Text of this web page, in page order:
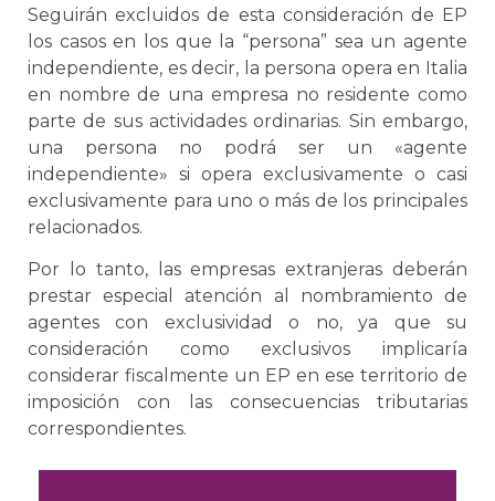
Seguirán excluidos de esta consideración de EP
los casos en los que la “persona” sea un agente
independiente, es decir, la persona opera en Italia
en nombre de una empresa no residente como
parte de sus actividades ordinarias. Sin embargo,
una persona no podrá ser un «agente
independiente» si opera exclusivamente o casi
exclusivamente para uno o más de los principales
relacionados.
Por lo tanto, las empresas extranjeras deberán
prestar especial atención al nombramiento de
agentes con exclusividad o no, ya que su
consideración como exclusivos implicaría
considerar fiscalmente un EP en ese territorio de
imposición con las consecuencias tributarias
correspondientes.